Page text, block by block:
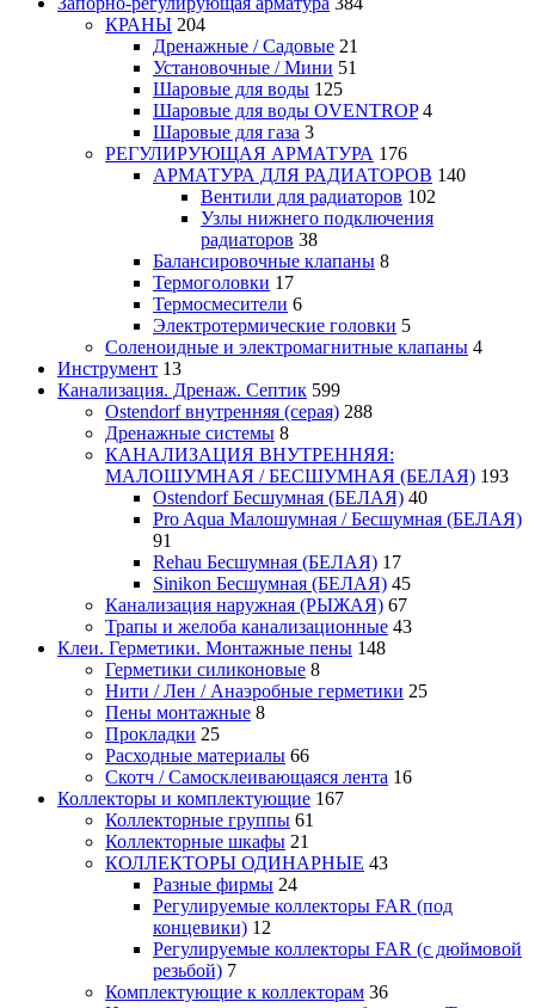
КРАНЫ 204
Дренажные / Садовые 21
Установочные / Мини 51
Шаровые для воды 125
Шаровые для воды OVENTROP 4
Шаровые для газа 3
РЕГУЛИРУЮЩАЯ АРМАТУРА 176
АРМАТУРА ДЛЯ РАДИАТОРОВ 140
Вентили для радиаторов 102
Узлы нижнего подключения
радиаторов 38
Балансировочные клапаны 8
Термоголовки 17
Термосмесители 6
Электротермические головки 5
Соленоидные и электромагнитные клапаны 4
Инструмент 13
Канализация. Дренаж. Септик 599
Ostendorf внутренняя (серая) 288
Дренажные системы 8
КАНАЛИЗАЦИЯ ВНУТРЕННЯЯ:
МАЛОШУМНАЯ / БЕСШУМНАЯ (БЕЛАЯ) 193
Ostendorf Бесшумная (БЕЛАЯ) 40
Pro Aqua Малошумная / Бесшумная (БЕЛАЯ)
91
Rehau Бесшумная (БЕЛАЯ) 17
Sinikon Бесшумная (БЕЛАЯ) 45
Канализация наружная (РЫЖАЯ) 67
Трапы и желоба канализационные 43
Клеи. Герметики. Монтажные пены 148
Герметики силиконовые 8
Нити / Лен / Анаэробные герметики 25
Пены монтажные 8
Прокладки 25
Расходные материалы 66
Скотч / Самосклеивающаяся лента 16
Коллекторы и комплектующие 167
Коллекторные группы 61
Коллекторные шкафы 21
КОЛЛЕКТОРЫ ОДИНАРНЫЕ 43
Разные фирмы 24
Регулируемые коллекторы FAR (под
концевики) 12
Регулируемые коллекторы FAR (с дюймовой
резьбой) 7
Комплектующие к коллекторам 36